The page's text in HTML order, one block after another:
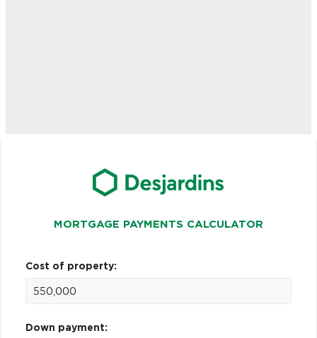
MORTGAGE PAYMENTS CALCULATOR
Cost of property:
Down payment: